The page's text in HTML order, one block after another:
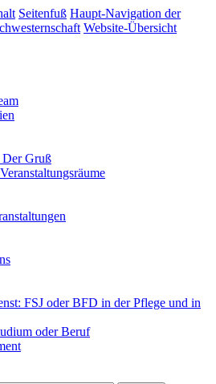
Seitenfuß Haupt-Navigation der
Website-Übersicht
Der Gruß
FSJ oder BFD in der Pflege und in
oder Beruf